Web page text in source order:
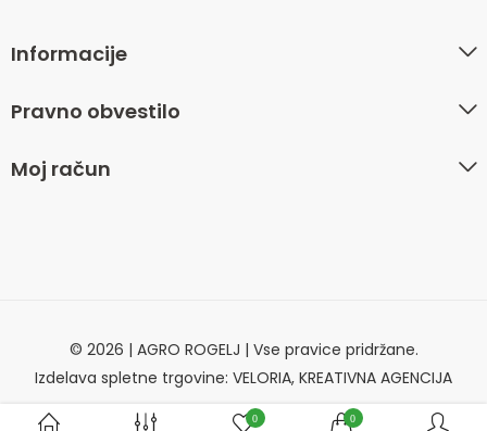
Informacije
Pravno obvestilo
Moj račun
© 2026 | AGRO ROGELJ | Vse pravice pridržane.
Izdelava spletne trgovine: VELORIA, KREATIVNA AGENCIJA
0 0